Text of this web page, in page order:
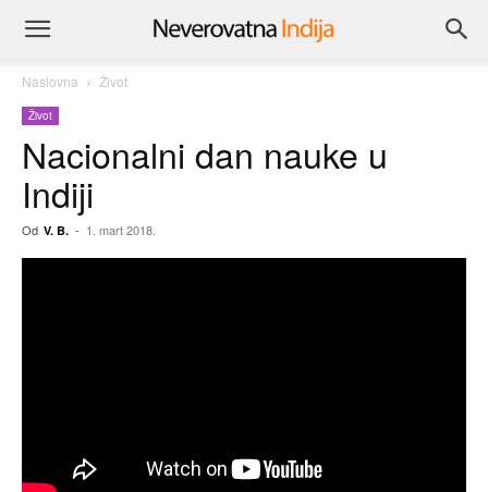
Naslovna Život
Život
Nacionalni dan nauke u
Indiji
Od V. B. - 1. mart 2018.